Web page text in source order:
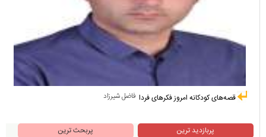
فاضل شیرزاد قصه‌های کودکانه امروز فکرهای فردا
پربازدید ترین
پربحث ترین